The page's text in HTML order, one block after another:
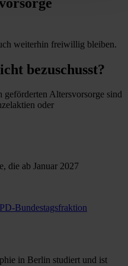
weiterhin freiwillig bleiben.
bezuschusst?
geförderten Altersvorsorge sind
oder
die ab Januar 2027
Bundestagsfraktion
in Berlin studiert und ist